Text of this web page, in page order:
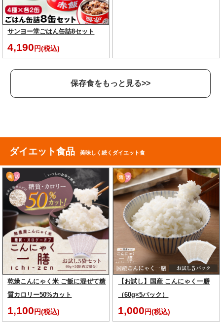
サンヨー堂ごはん缶詰8セット
4,190円(税込)
保存食をもっと見る>>
ダイエット食品 美味しく続くダイエット食
乾燥こんにゃく米 ご飯に混ぜて糖
質カロリー50%カット
1,100円(税込)
【お試し】国産 こんにゃく一膳
（60g×5パック）
1,000円(税込)